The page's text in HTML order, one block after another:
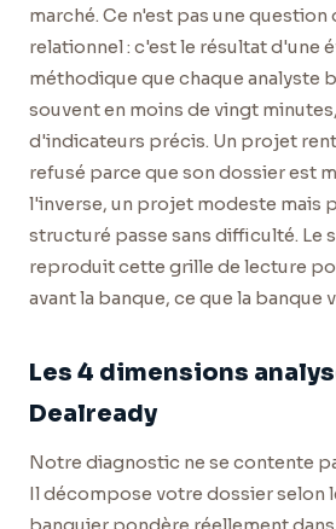
marché. Ce n'est pas une question
relationnel : c'est le résultat d'une
méthodique que chaque analyste
souvent en moins de vingt
d'indicateurs précis. Un projet
refusé parce que son dossier est
l'inverse, un projet modeste mais
structuré passe sans difficulté. Le
reproduit cette grille de lecture
avant la banque, ce que la banque
Les 4 dimensions
Dealready
Notre diagnostic ne se contente
Il décompose votre dossier selon